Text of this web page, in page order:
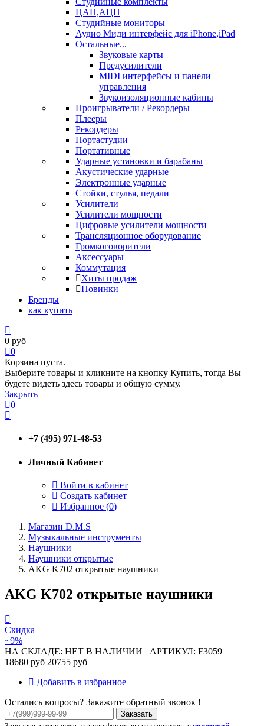
ЦАП,АЦП
Студийные мониторы
Аудио Миди интерфейс для iPhone,iPad
Остальные...
Звуковые карты
Предусилители
MIDI интерфейсы и панели
управления
Звукоизоляционные кабины
Проигрыватели / Рекордеры
Плееры
Рекордеры
Портастудии
Портативные
Ударные установки и барабаны
Акустические ударные
Электронные ударные
Стойки, стулья, педали
Усилители
Усилители мощности
Цифровые усилители мощности
Трансляционное оборудование
Громкоговорители
Аксессуары
Коммутация
Хиты продаж
Новинки
Бренды
как купить
0 руб
0
Корзина пуста.
Выберите товары и кликните на кнопку Купить, тогда Вы
будете видеть здесь товары и общую сумму.
Закрыть
0
+7 (495) 971-48-53
Личный Кабинет
Войти в кабинет
Создать кабинет
Избранное (0)
Магазин D.M.S
Музыкальные инструменты
Наушники
Наушники открытые
AKG K702 открытые наушники
AKG K702 открытые наушники
Скидка
~9%
НА СКЛАДЕ: НЕТ В НАЛИЧИИ АРТИКУЛ: F3059
18680 руб 20755 руб
Добавить в избранное
Остались вопросы? Закажите обратный звонок !
Заказать